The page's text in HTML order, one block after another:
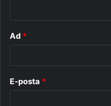
Ad *
E-posta *